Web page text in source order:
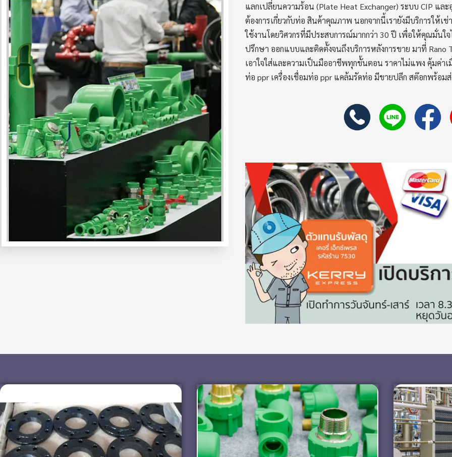
แลกเปลี่ยนความร้อน (Plate Heat Exchanger) ระบบ CIP แ
ต้องการเกี่ยวกับท่อ สินค้าคุณภาพ นอกจากนี้เรายังมีบริการให้เช่
ใช้งานโดยวิศวกรที่มีประสบการณ์มากกว่า 30 ปี เพื่อให้คุณมั่น
ปรึกษา ออกแบบและติดตั้งจนถึงบริการหลังการขาย มาที่ Rano
เอาใจใส่และความเป็นมืออาชีพทุกขั้นตอน ราคาไม่แพง คุ้มค่า
ท่อ ppr เครื่องเชื่อมท่อ ppr แคล้มรัดท่อ มีขายปลีก สต๊อกพร้อมส่